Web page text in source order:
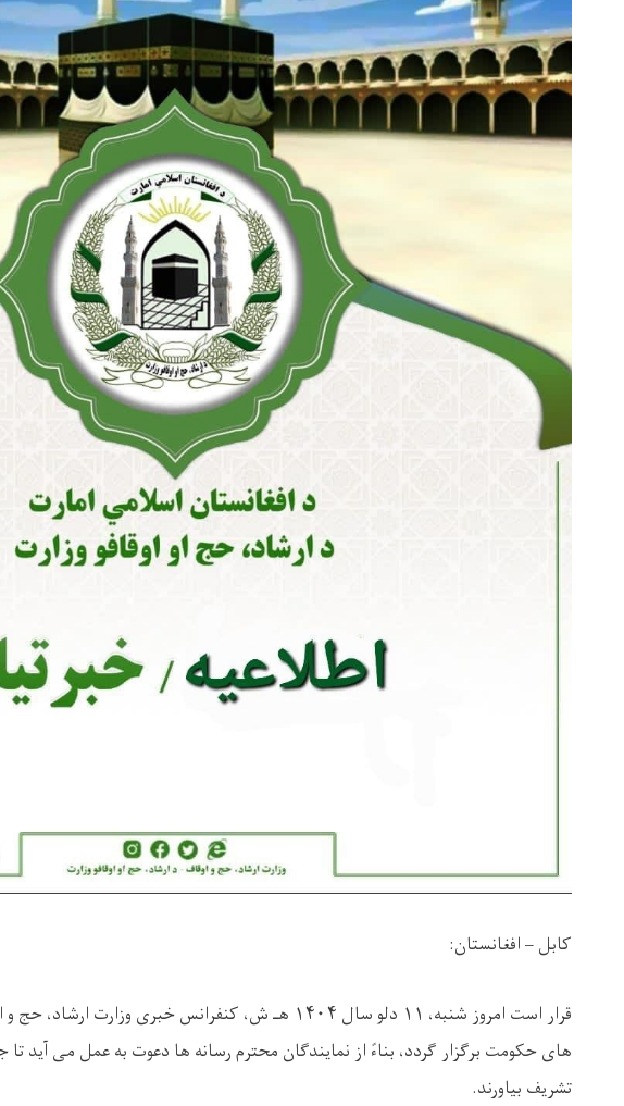
کابل – افغانستان:
قرار است امروز شنبه، ۱۱ دلو سال ۱۴۰۴ هـ ش، کنفرانس خبری وزارت ارشاد، حج و
های حکومت برگزار گردد، بناءً از نمایندگان محترم رسانه ها دعوت به عمل می
تشریف بیاورند.